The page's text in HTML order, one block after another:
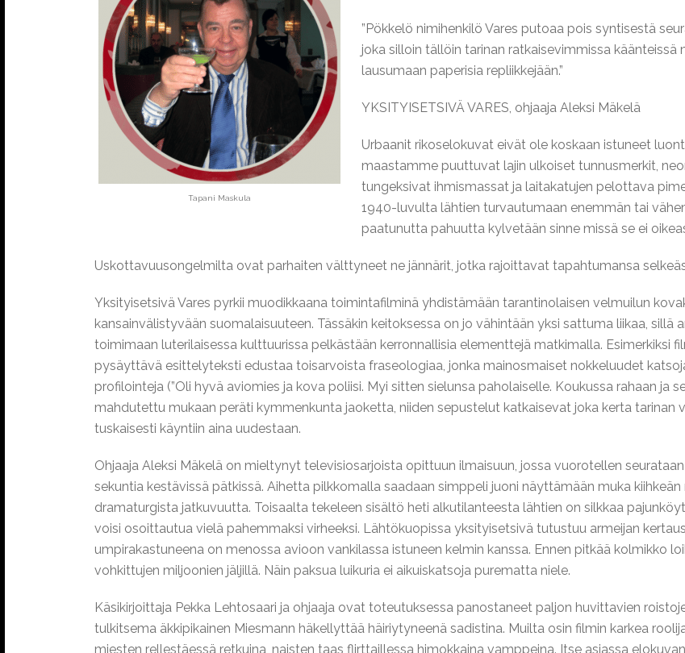
Tapani Maskula
”Pökkelö nimihenkilö Vares putoaa pois syntisestä
joka silloin tällöin tarinan ratkaisevimmissa
lausumaan paperisia repliikkejään.”
YKSITYISETSIVÄ VARES, ohjaaja Aleksi Mäkelä
Urbaanit rikoselokuvat eivät ole koskaan istuneet
maastamme puuttuvat lajin ulkoiset tunnusmerkit,
tungeksivat ihmismassat ja laitakatujen pelottava
1940-luvulta lähtien turvautumaan enemmän tai
paatunutta pahuutta kylvetään sinne missä se ei
Uskottavuusongelmilta ovat parhaiten välttyneet ne jännärit, jotka rajoittavat tapahtumansa
Yksityisetsivä Vares pyrkii muodikkaana toimintafilminä yhdistämään tarantinolaisen velmuilun
kansainvälistyvään suomalaisuuteen. Tässäkin keitoksessa on jo vähintään yksi sattuma liikaa,
toimimaan luterilaisessa kulttuurissa pelkästään kerronnallisia elementtejä matkimalla. Esimerkiksi
pysäyttävä esittelyteksti edustaa toisarvoista fraseologiaa, jonka mainosmaiset nokkeluudet
profilointeja (”Oli hyvä aviomies ja kova poliisi. Myi sitten sielunsa paholaiselle. Koukussa rahaan ja
mahdutettu mukaan peräti kymmenkunta jaoketta, niiden sepustelut katkaisevat joka kerta tarinan
tuskaisesti käyntiin aina uudestaan.
Ohjaaja Aleksi Mäkelä on mieltynyt televisiosarjoista opittuun ilmaisuun, jossa vuorotellen
sekuntia kestävissä pätkissä. Aihetta pilkkomalla saadaan simppeli juoni näyttämään muka
dramaturgista jatkuvuutta. Toisaalta tekeleen sisältö heti alkutilanteesta lähtien on silkkaa
voisi osoittautua vielä pahemmaksi virheeksi. Lähtökuopissa yksityisetsivä tutustuu armeijan
umpirakastuneena on menossa avioon vankilassa istuneen kelmin kanssa. Ennen pitkää kolmikko
vohkittujen miljoonien jäljillä. Näin paksua luikuria ei aikuiskatsoja purematta niele.
Käsikirjoittaja Pekka Lehtosaari ja ohjaaja ovat toteutuksessa panostaneet paljon huvittavien
tulkitsema äkkipikainen Miesmann häkellyttää häiriytyneenä sadistina. Muilta osin filmin karkea
miesten rellestäessä retkuina, naisten taas flirttaillessa himokkaina vamppeina. Itse asiassa